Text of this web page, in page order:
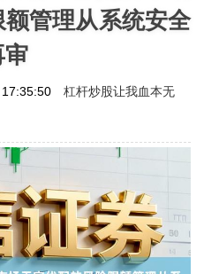
管理从系统安全
审
杠杆炒股让我血本无